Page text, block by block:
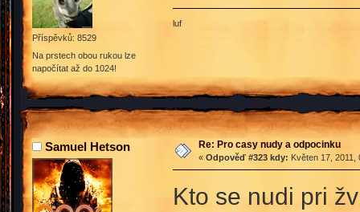
Příspěvků: 8529
Na prstech obou rukou lze
napočítat až do 1024!
luf
Samuel Hetson Re: Pro casy nudy a odpocinku
« Odpověď #323 kdy: Květen 17, 2011,
Kto se nudi pri